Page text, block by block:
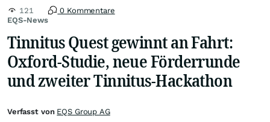
EQS-News
121 0 Kommentare
Tinnitus Quest gewinnt an Fahrt:
Oxford-Studie, neue Förderrunde
und zweiter Tinnitus-Hackathon
Verfasst von EQS Group AG